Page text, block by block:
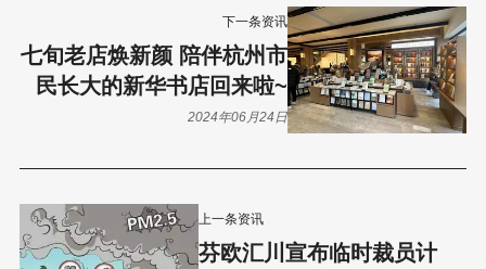
上一条资讯
芬欧汇川宣布临时裁员计
下一条资讯
七旬老店焕新颜 陪伴杭州市
民长大的新华书店回来啦~
2024年06月24日